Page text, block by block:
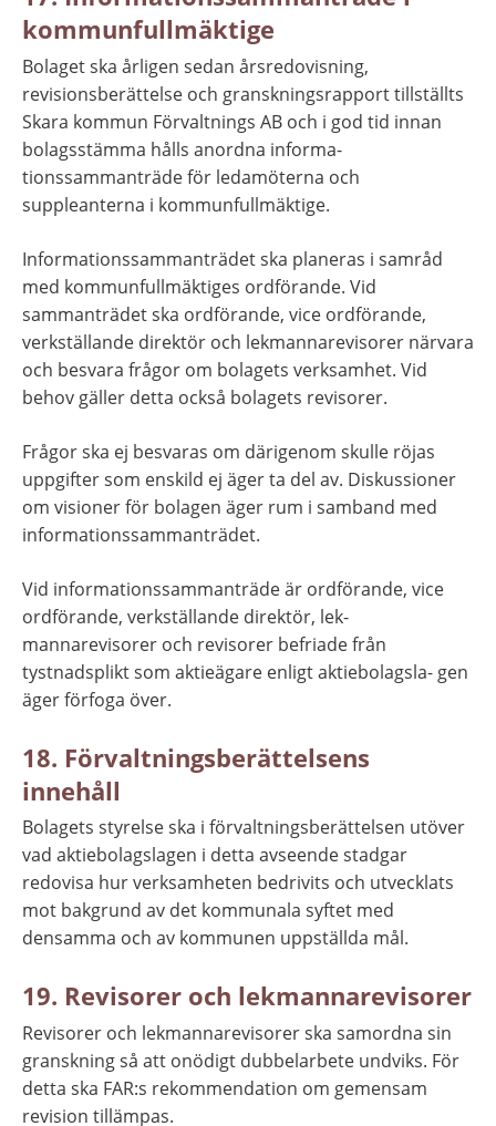
kommunfullmäktige
Bolaget ska årligen sedan årsredovisning,
revisionsberättelse och granskningsrapport tillställts
Skara kommun Förvaltnings AB och i god tid innan
bolagsstämma hålls anordna informa-
tionssammanträde för ledamöterna och
suppleanterna i kommunfullmäktige.
Informationssammanträdet ska planeras i samråd
med kommunfullmäktiges ordförande. Vid
sammanträdet ska ordförande, vice ordförande,
verkställande direktör och lekmannarevisorer närvara
och besvara frågor om bolagets verksamhet. Vid
behov gäller detta också bolagets revisorer.
Frågor ska ej besvaras om därigenom skulle röjas
uppgifter som enskild ej äger ta del av. Diskussioner
om visioner för bolagen äger rum i samband med
informationssammanträdet.
Vid informationssammanträde är ordförande, vice
ordförande, verkställande direktör, lek-
mannarevisorer och revisorer befriade från
tystnadsplikt som aktieägare enligt aktiebolagsla- gen
äger förfoga över.
18. Förvaltningsberättelsens
innehåll
Bolagets styrelse ska i förvaltningsberättelsen utöver
vad aktiebolagslagen i detta avseende stadgar
redovisa hur verksamheten bedrivits och utvecklats
mot bakgrund av det kommunala syftet med
densamma och av kommunen uppställda mål.
19. Revisorer och lekmannarevisorer
Revisorer och lekmannarevisorer ska samordna sin
granskning så att onödigt dubbelarbete undviks. För
detta ska FAR:s rekommendation om gemensam
revision tillämpas.